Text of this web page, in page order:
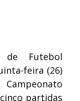
de Futebol
feira (26)
cinco partidas